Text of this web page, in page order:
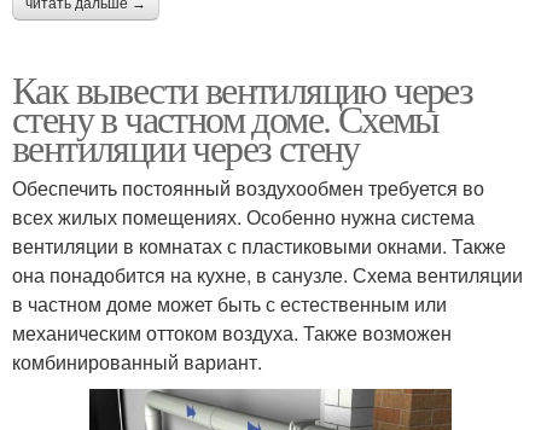
читать дальше →
Как вывести вентиляцию через
стену в частном доме. Схемы
вентиляции через стену
Обеспечить постоянный воздухообмен требуется во
всех жилых помещениях. Особенно нужна система
вентиляции в комнатах с пластиковыми окнами. Также
она понадобится на кухне, в санузле. Схема вентиляции
в частном доме может быть с естественным или
механическим оттоком воздуха. Также возможен
комбинированный вариант.